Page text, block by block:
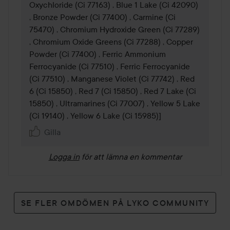
Oxychloride (Ci 77163) , Blue 1 Lake (Ci 42090)
, Bronze Powder (Ci 77400) , Carmine (Ci
75470) , Chromium Hydroxide Green (Ci 77289)
, Chromium Oxide Greens (Ci 77288) , Copper
Powder (Ci 77400) , Ferric Ammonium
Ferrocyanide (Ci 77510) , Ferric Ferrocyanide
(Ci 77510) , Manganese Violet (Ci 77742) , Red
6 (Ci 15850) , Red 7 (Ci 15850) , Red 7 Lake (Ci
15850) , Ultramarines (Ci 77007) , Yellow 5 Lake
(Ci 19140) , Yellow 6 Lake (Ci 15985)]
Gilla
Logga in för att lämna en kommentar
SE FLER OMDÖMEN PÅ LYKO COMMUNITY